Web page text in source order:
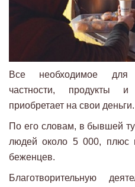
Все необходимое для
частности, продукты
приобретает на свои деньги.
По его словам, в бывшей
людей около 5 000, плюс
беженцев.
Благотворительную